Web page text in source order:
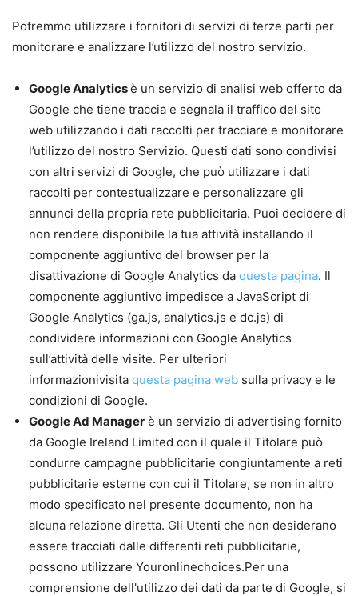
Potremmo utilizzare i fornitori di servizi di terze parti per
monitorare e analizzare l’utilizzo del nostro servizio.
Google Analyticsè un servizio di analisi web offerto da
Google che tiene traccia e segnala il traffico del sito
web utilizzando i dati raccolti per tracciare e monitorare
l’utilizzo del nostro Servizio. Questi dati sono condivisi
con altri servizi di Google, che può utilizzare i dati
raccolti per contestualizzare e personalizzare gli
annunci della propria rete pubblicitaria. Puoi decidere di
non rendere disponibile la tua attività installando il
componente aggiuntivo del browser per la
disattivazione di Google Analytics da questa pagina. Il
componente aggiuntivo impedisce a JavaScript di
Google Analytics (ga.js, analytics.js e dc.js) di
condividere informazioni con Google Analytics
sull’attività delle visite. Per ulteriori
informazionivisita questa pagina web sulla privacy e le
condizioni di Google.
Google Ad Manager è un servizio di advertising fornito
da Google Ireland Limited con il quale il Titolare può
condurre campagne pubblicitarie congiuntamente a reti
pubblicitarie esterne con cui il Titolare, se non in altro
modo specificato nel presente documento, non ha
alcuna relazione diretta. Gli Utenti che non desiderano
essere tracciati dalle differenti reti pubblicitarie,
possono utilizzare Youronlinechoices.Per una
comprensione dell'utilizzo dei dati da parte di Google, si